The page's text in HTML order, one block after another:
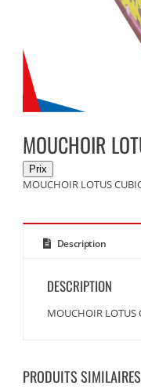
MOUCHOIR
MOUCHOIR LOTUS
Description
DESCRIPTION
MOUCHOIR LOTUS
PRODUITS SIMILAIRES